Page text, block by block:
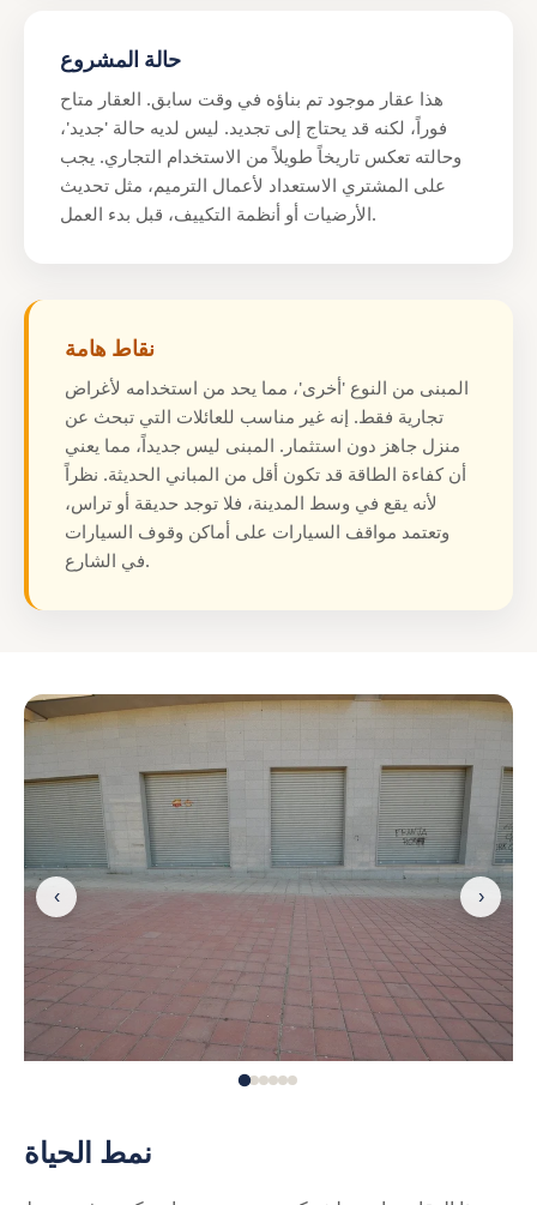
حالة المشروع
هذا عقار موجود تم بناؤه في وقت سابق. العقار متاح
فوراً، لكنه قد يحتاج إلى تجديد. ليس لديه حالة 'جديد'،
وحالته تعكس تاريخاً طويلاً من الاستخدام التجاري. يجب
على المشتري الاستعداد لأعمال الترميم، مثل تحديث
الأرضيات أو أنظمة التكييف، قبل بدء العمل.
نقاط هامة
المبنى من النوع 'أخرى'، مما يحد من استخدامه لأغراض
تجارية فقط. إنه غير مناسب للعائلات التي تبحث عن
منزل جاهز دون استثمار. المبنى ليس جديداً، مما يعني
أن كفاءة الطاقة قد تكون أقل من المباني الحديثة. نظراً
لأنه يقع في وسط المدينة، فلا توجد حديقة أو تراس،
وتعتمد مواقف السيارات على أماكن وقوف السيارات
في الشارع.
نمط الحياة
‹ ›